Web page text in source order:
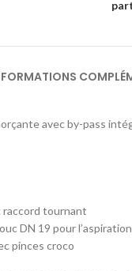
avec by-pass
tournant
DN 19 pour
pinces croco